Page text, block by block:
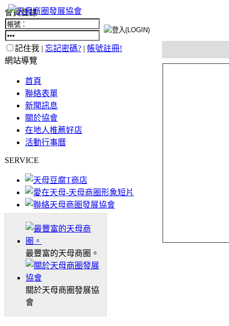
會員登錄
記住我 | 忘記密碼? | 帳號註冊!
網站導覽
首頁
聯絡表單
新聞訊息
關於協會
在地人推薦好店
活動行事曆
SERVICE
最豐富的天母商圈。
關於天母商圈發展協
會